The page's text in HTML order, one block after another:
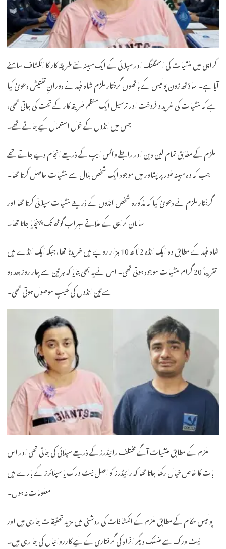
کراچی میں منشیات کی اسمگلنگ اور سپلائی کے ایک مبینہ نئے طریقہ کار کا انکشاف سامنے
آیا ہے۔ ساؤتھ زون پولیس کے ہاتھوں گرفتار ملزم شاہ فہد نے دورانِ تفتیش دعویٰ کیا
ہے کہ منشیات کی خرید و فروخت اور ترسیل ایک منظم طریقہ کار کے تحت کی جاتی تھی،
جس میں انڈوں کے خول استعمال کیے جاتے تھے۔
ملزم کے مطابق تمام لین دین اور رابطے واٹس ایپ کے ذریعے انجام دیے جاتے تھے
جب کہ وہ مبینہ طور پر پشاور میں موجود ایک شخص بلال سے منشیات حاصل کرتا تھا۔
گرفتار ملزم نے دعویٰ کیا کہ مذکورہ شخص انڈوں کے ذریعے منشیات سپلائی کرتا تھا اور
سامان کراچی کے علاقے سہراب گوٹھ تک پہنچایا جاتا تھا۔
شاہ فہد کے مطابق وہ ایک انڈہ 2 لاکھ 10 ہزار روپے میں خریدتا تھا، جبکہ ایک انڈے میں
تقریباً 20 گرام منشیات موجود ہوتی تھی۔ اس نے یہ بھی بتایا کہ ہر تین سے چار روز بعد دو
سے تین انڈوں کی کھیپ موصول ہوتی تھی۔
ملزم کے مطابق منشیات آگے مختلف رائیڈرز کے ذریعے سپلائی کی جاتی تھی اور اس
بات کا خاص خیال رکھا جاتا تھا کہ رائیڈرز کو اصل نیٹ ورک یا سپلائرز کے بارے میں
معلومات نہ ہوں۔
پولیس حکام کے مطابق ملزم کے انکشافات کی روشنی میں مزید تحقیقات جاری ہیں اور
نیٹ ورک سے منسلک دیگر افراد کی گرفتاری کے لیے کارروائیاں کی جا رہی ہیں۔